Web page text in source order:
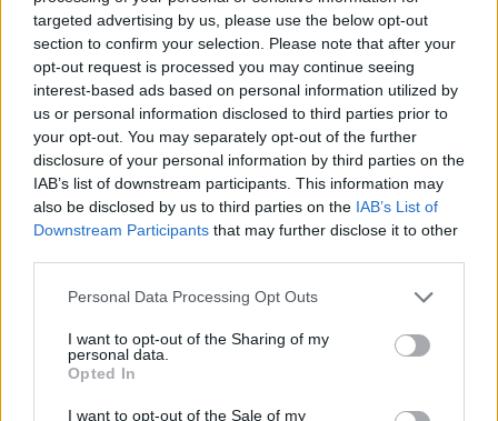
targeted advertising by us, please use the below opt-out
section to confirm your selection. Please note that after your
opt-out request is processed you may continue seeing
interest-based ads based on personal information utilized by
us or personal information disclosed to third parties prior to
your opt-out. You may separately opt-out of the further
disclosure of your personal information by third parties on the
IAB’s list of downstream participants. This information may
also be disclosed by us to third parties on the IAB’s List of
Downstream Participants that may further disclose it to other
Please note that this website/app uses one or more Google
not limited to your visit or usage behaviour. You may click to
grant or deny consent to Google and its third-party tags to
use your data for below specified purposes in below Google
consent section.
Personal Data Processing Opt Outs
I want to opt-out of the Sharing of my
personal data.
Opted In
I want to opt-out of the Sale of my
Marfin: Έφτασε στην Ελλάδα η 46χρονη κατηγορούμενη
– Αύριο οδηγείται στην Εισαγγελία
ΑΝΑΡΤΗΘΗΚΕ ΑΠΟΆΛΚΗΣΤΗ ΓΑΤΟΠΟΎΛΟΥ 6 ΑΥΓΟΎΣΤΟΥ 2026